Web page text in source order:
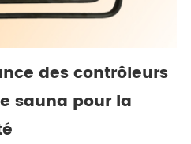
des contrôleurs
sauna pour la